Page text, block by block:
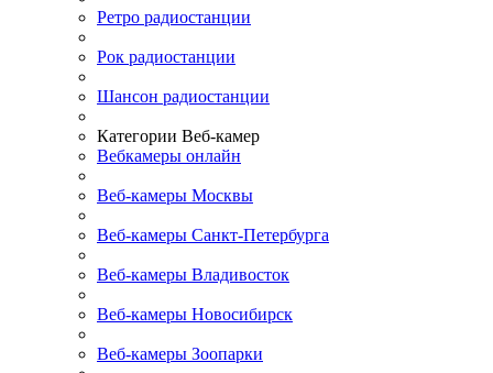
Ретро радиостанции
Рок радиостанции
Шансон радиостанции
Категории Веб-камер
Вебкамеры онлайн
Веб-камеры Москвы
Веб-камеры Санкт-Петербурга
Веб-камеры Владивосток
Веб-камеры Новосибирск
Веб-камеры Зоопарки